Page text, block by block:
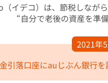
（イデコ）は、節税しなが
“自分で老後の資産を準
2021年
引落口座にauじぶん銀行